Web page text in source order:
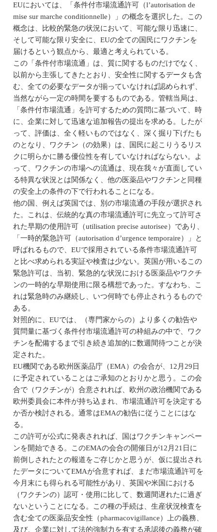
EUにおいては、「条件付市場流通許可（l’autorisation de
mise sur marche conditionnelle）」の概念を選択した。この
概念は、比較的緊急の状況において、可能な限り迅速に、
そして可能な限り安全に、EUの全ての国民にワクチンを
届けるという観点から、最適と考えられている。
この「条件付市場流通」は、質に関するものだけでなく、
以前から主張してきたとおり、安全性に関するデータも含
む、全ての必要なデータが揃っていなければ認められず、
当然ながら一定の時間を要するものである。管轄当局は、
「条件付市場流通」を許可するための質問に基づいて、時
に、企業に対して迅速な追加報告の提出を求める。したが
って、評価は、全く軽いものではなく、深く掘り下げたも
のとなり、ワクチン（の効果）は、国民に起こりうるリス
クに明らかに勝る優位性を有していなければならない。よ
って、ワクチンの市場への流通は、現在我々が直面してい
る特異な状況とは関係なく、他の医薬品やワクチンと同種
の安全上の条件の下で行われることになる。
他の国、例えば英国では、別の市場流通の手段が選択され
た。これは、伝統的な真の市場流通許可に先立って許可さ
れた早期の使用許可（utilisation precise autorisee）であり、
「一時的緊急許可（autorisation d’urgence temporaire）」と
呼ばれるもので、EUで採用されている条件市場流通許可
と比べ求められる実証や検査は少ない。英国が用いるこの
緊急許可は、当初、緊急的な状況における医薬品やワクチ
ンの一時的な早期使用に限る構想であった。すなわち、こ
れは緊急時のみ継続し、いつ何時でも停止されうるもので
ある。
対照的に、EUでは、（専門家からの）より多くの勧告や
質問量に基づく条件付市場流通許可の枠組みの中で、ワク
チンを配備するまで引き続き追加的に数週間待つことが決
定された。
EU機関である欧州医薬品庁（EMA）の会合が、12月29日
に予定されていることはご承知のとおりかと思う。この会
合で（ワクチンが）合意されれば、欧州の政治機関である
欧州委員会に本件が持ち込まれ、市場流通許可を決定する
か否か検討される。通常はEMAの勧告に従うことにはな
る。
この許可が公式に発表されれば、国はワクチンキャンペー
ンを開始できる。このEMAの会合の開催日が12月21日に
前倒しされたとの報道をご存じかと思うが、仮に提出され
たデータについてEMAが合意すれば、まだ市場流通許可を
今月末にも得られる可能性があり、英国や米国における
（ワクチンの）認可・使用に比して、数週間遅れたに過ぎ
ないということになる。この種の手続は、生産状況検査を
含む全ての医薬品安全性（pharmacovigillance）上の義務、
及び、企業に対して法的強制力を有する承認後の義務が確